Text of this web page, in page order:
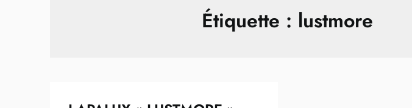
Étiquette : lustmore